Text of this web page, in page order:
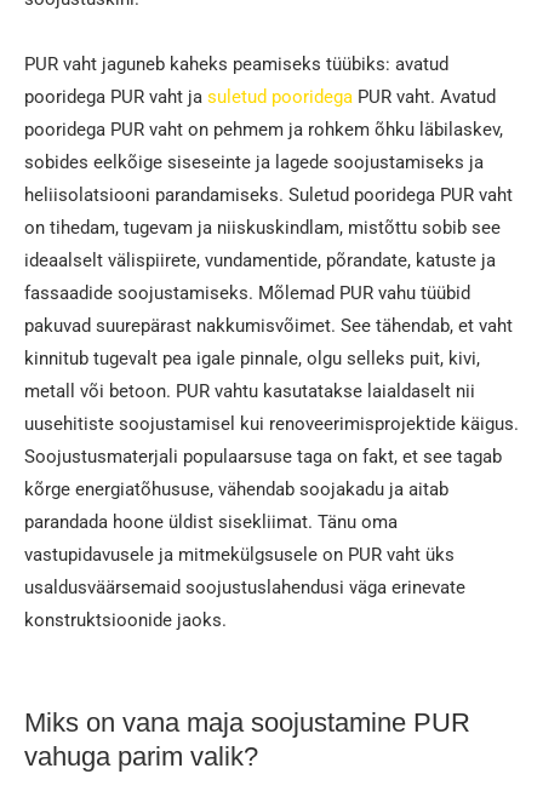
PUR vaht jaguneb kaheks peamiseks tüübiks: avatud
pooridega PUR vaht ja suletud pooridega PUR vaht. Avatud
pooridega PUR vaht on pehmem ja rohkem õhku läbilaskev,
sobides eelkõige siseseinte ja lagede soojustamiseks ja
heliisolatsiooni parandamiseks. Suletud pooridega PUR vaht
on tihedam, tugevam ja niiskuskindlam, mistõttu sobib see
ideaalselt välispiirete, vundamentide, põrandate, katuste ja
fassaadide soojustamiseks. Mõlemad PUR vahu tüübid
pakuvad suurepärast nakkumisvõimet. See tähendab, et vaht
kinnitub tugevalt pea igale pinnale, olgu selleks puit, kivi,
metall või betoon. PUR vahtu kasutatakse laialdaselt nii
uusehitiste soojustamisel kui renoveerimisprojektide käigus.
Soojustusmaterjali populaarsuse taga on fakt, et see tagab
kõrge energiatõhususe, vähendab soojakadu ja aitab
parandada hoone üldist sisekliimat. Tänu oma
vastupidavusele ja mitmekülgsusele on PUR vaht üks
usaldusväärsemaid soojustuslahendusi väga erinevate
konstruktsioonide jaoks.
Miks on vana maja soojustamine PUR
vahuga parim valik?